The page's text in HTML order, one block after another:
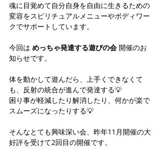
魂に目覚めて自分自身を自由に生きるための
変容をスピリチュアルメニューやボディワー
クでサポートしています。
今回は めっちゃ発達する遊びの会 開催のお
知らせです。
体を動かして遊んだら、上手くできなくて
も、反射の統合が進んで発達する💡
困り事が軽減したり解消したり、何かが楽で
スムーズになったりする💡
そんなとても興味深い会、昨年11月開催の大
好評を受けて2回目の開催です。